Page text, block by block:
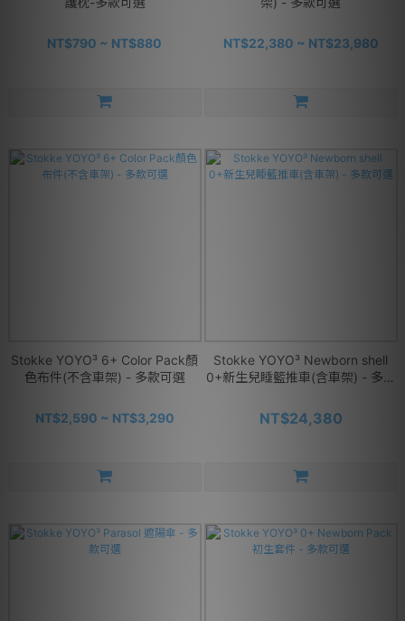
NT$790 ~ NT$880 NT$22,380 ~ NT$23,980
Stokke YOYO³ 6+ Color Pack顏
色布件(不含車架) - 多款可選
NT$2,590 ~ NT$3,290
Stokke YOYO³ Newborn shell
0+新生兒睡籃推車(含車架) - 多款
NT$24,380